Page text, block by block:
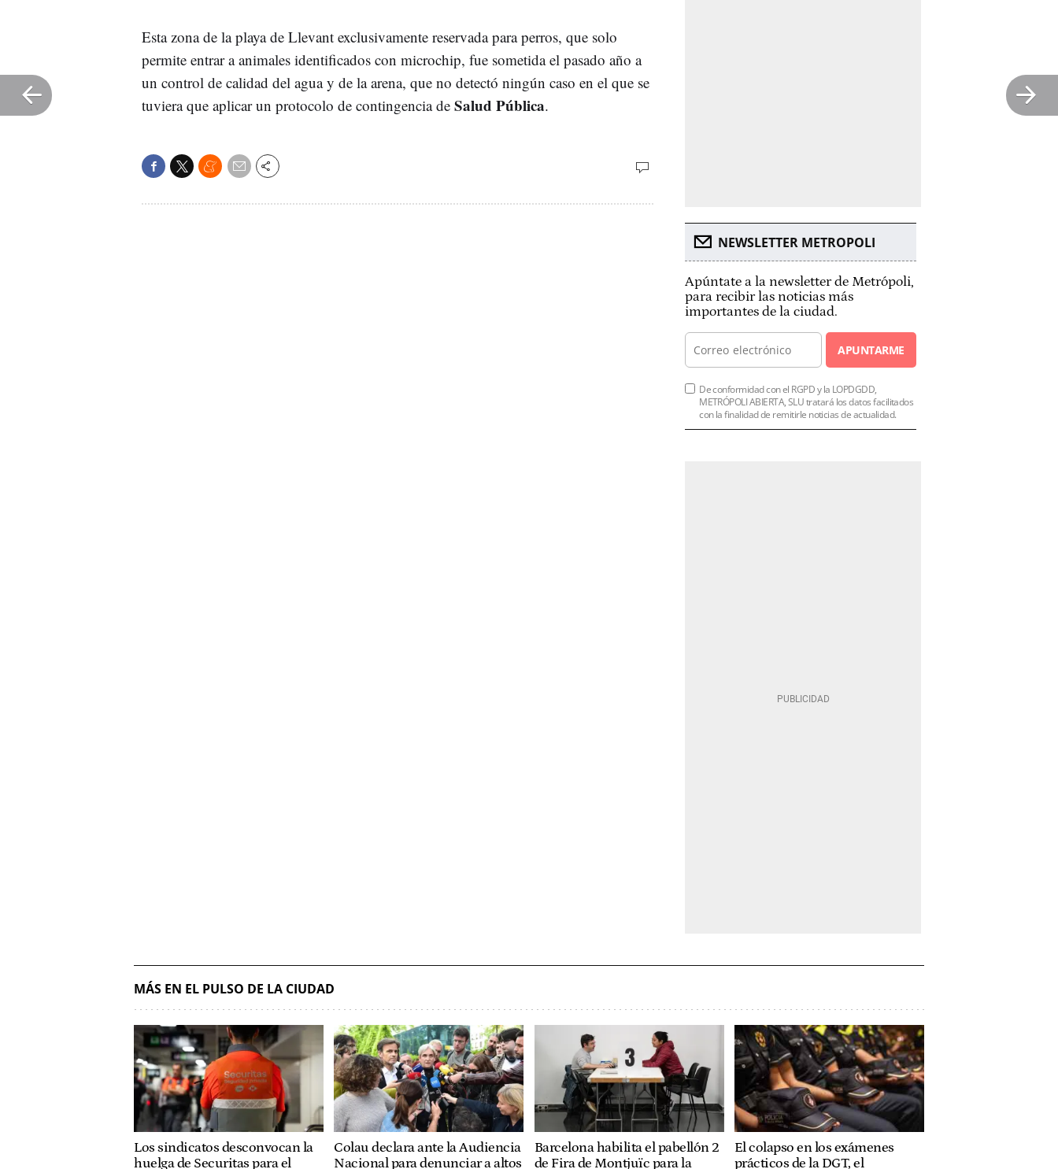
Esta zona de la playa de Llevant exclusivamente reservada para perros, que solo
permite entrar a animales identificados con microchip, fue sometida el pasado año a
un control de calidad del agua y de la arena, que no detectó ningún caso en el que se
tuviera que aplicar un protocolo de contingencia de Salud Pública.
NEWSLETTER METROPOLI
Apúntate a la newsletter de Metrópoli,
para recibir las noticias más
importantes de la ciudad.
APUNTARME
De conformidad con el RGPD y la LOPDGDD,
METRÓPOLI ABIERTA, SLU tratará los datos facilitados
con la finalidad de remitirle noticias de actualidad.
MÁS EN EL PULSO DE LA CIUDAD
Los sindicatos desconvocan la
huelga de Securitas para el
Colau declara ante la Audiencia
Nacional para denunciar a altos
Barcelona habilita el pabellón 2
de Fira de Montjuïc para la
El colapso en los exámenes
prácticos de la DGT, el